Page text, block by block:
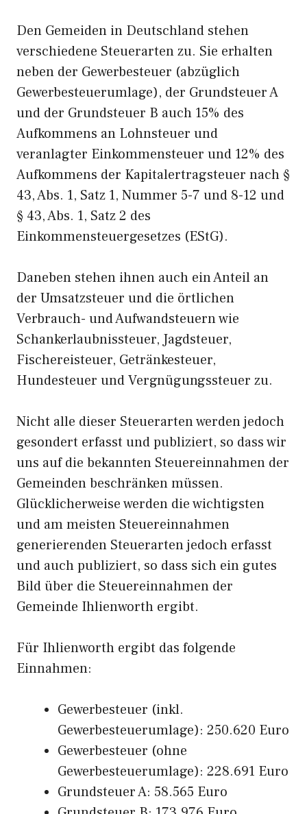
Den Gemeiden in Deutschland stehen
verschiedene Steuerarten zu. Sie erhalten
neben der Gewerbesteuer (abzüglich
Gewerbesteuerumlage), der Grundsteuer A
und der Grundsteuer B auch 15% des
Aufkommens an Lohnsteuer und
veranlagter Einkommensteuer und 12% des
Aufkommens der Kapitalertragsteuer nach §
43, Abs. 1, Satz 1, Nummer 5-7 und 8-12 und
§ 43, Abs. 1, Satz 2 des
Einkommensteuergesetzes (EStG).
Daneben stehen ihnen auch ein Anteil an
der Umsatzsteuer und die örtlichen
Verbrauch- und Aufwandsteuern wie
Schankerlaubnissteuer, Jagdsteuer,
Fischereisteuer, Getränkesteuer,
Hundesteuer und Vergnügungssteuer zu.
Nicht alle dieser Steuerarten werden jedoch
gesondert erfasst und publiziert, so dass wir
uns auf die bekannten Steuereinnahmen der
Gemeinden beschränken müssen.
Glücklicherweise werden die wichtigsten
und am meisten Steuereinnahmen
generierenden Steuerarten jedoch erfasst
und auch publiziert, so dass sich ein gutes
Bild über die Steuereinnahmen der
Gemeinde Ihlienworth ergibt.
Für Ihlienworth ergibt das folgende
Einnahmen:
Gewerbesteuer (inkl.
Gewerbesteuerumlage): 250.620 Euro
Gewerbesteuer (ohne
Gewerbesteuerumlage): 228.691 Euro
Grundsteuer A: 58.565 Euro